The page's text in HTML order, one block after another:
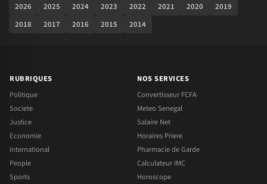
2026 2025 2024 2023 2022 2021 2020
2019
2018
2017 2016 2015 2014
RUBRIQUES
Politique
Societe
Justice
Economie
International
People
Sports
NOS SERVICES
Convertisseur FCFA
Meteo Senegal
Salaire Net
Horaires Priere
Pharmacie de Garde
Calculateur IMC
Horoscope